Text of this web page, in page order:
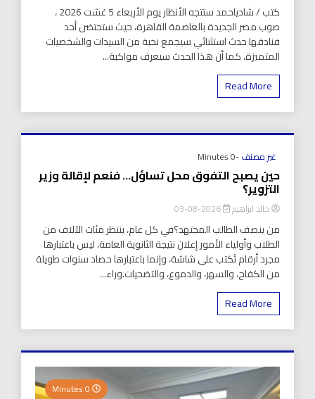
كتب / شادياحمد ستتجه الأنظار يوم الأربعاء 5 غشت 2026 ،
صوب مصر الجديدة بالعاصمة القاهرة، حيث ستحتضن أحد
فنادقها حدث استثنائي سيجمع نخبة من السيدات والشخصيات
المتميزة، كما أن هذا الحدث سيعرف مواكبة...
Read More
غير مصنف-0 Minutes
حين يصبح التفوق محل تساؤل… فنعم لإقالة وزير
التزوير؟
خالد ابراهيم 2026-08-03
من ينصف الطالب المجتهد؟في كل عام، ينتظر مئات الآلاف من
الطلاب وأولياء الأمور إعلان نتيجة الثانوية العامة، ليس باعتبارها
مجرد أرقام تُكتب على شاشة، وإنما باعتبارها حصاد سنوات طويلة
من الكفاح، والسهر، والدموع، والتضحيات.وراء...
Read More